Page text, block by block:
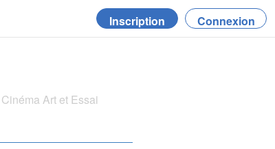
Inscription Connexion
Art et Essai